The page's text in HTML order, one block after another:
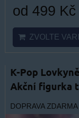
od 499 Kč
ZVOLTE
K-Pop
Akční figurka
DOPRAVA ZDARMA